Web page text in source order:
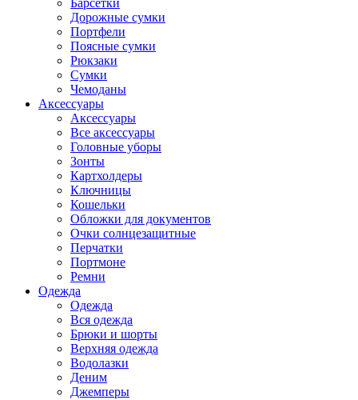
Барсетки
Дорожные сумки
Портфели
Поясные сумки
Рюкзаки
Сумки
Чемоданы
Аксессуары
Аксессуары
Все аксессуары
Головные уборы
Зонты
Картхолдеры
Ключницы
Кошельки
Обложки для документов
Очки солнцезащитные
Перчатки
Портмоне
Ремни
Одежда
Одежда
Вся одежда
Брюки и шорты
Верхняя одежда
Водолазки
Деним
Джемперы